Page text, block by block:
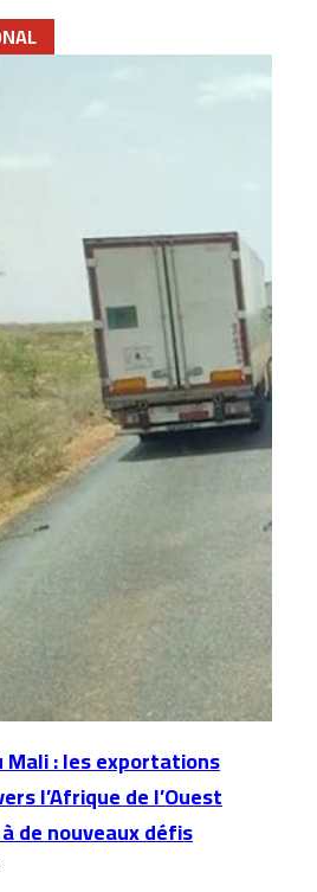
: les exportations
l’Afrique de l’Ouest
de nouveaux défis